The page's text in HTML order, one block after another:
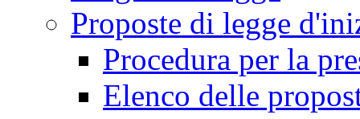
Proposte di legge
Procedura per la
Elenco delle